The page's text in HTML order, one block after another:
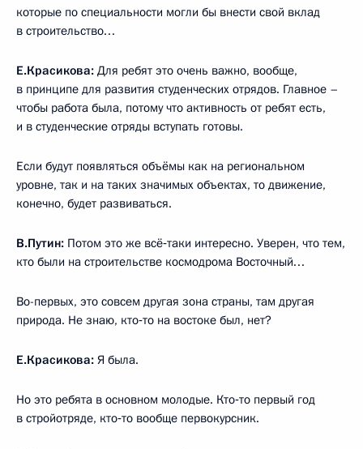
которые по специальности могли бы внести свой вклад
в строительство…
Е.Красикова: Для ребят это очень важно, вообще,
в принципе для развития студенческих отрядов. Главное –
чтобы работа была, потому что активность от ребят есть,
и в студенческие отряды вступать готовы.
Если будут появляться объёмы как на региональном
уровне, так и на таких значимых объектах, то движение,
конечно, будет развиваться.
В.Путин: Потом это же всё‑таки интересно. Уверен, что тем,
кто были на строительстве космодрома Восточный…
Во-первых, это совсем другая зона страны, там другая
природа. Не знаю, кто‑то на востоке был, нет?
Е.Красикова: Я была.
Но это ребята в основном молодые. Кто‑то первый год
в стройотряде, кто‑то вообще первокурсник.